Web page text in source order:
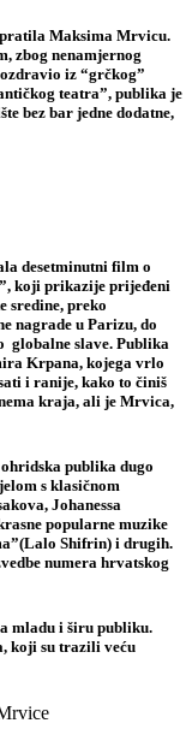
Maksima Mrvicu.
zbog nenamjernog
iz “grčkog”
teatra”, publika je
bez bar jedne dodatne,
desetminutni film o
koji prikazije prijeđeni
sredine, preko
nagrade u Parizu, do
globalne slave. Publika
Krpana, kojega vrlo
i ranije, kako to činiš
kraja, ali je Mrvica,
publika dugo
s klasičnom
Johanessa
popularne muzike
Shifrin) i drugih.
numera hrvatskog
mladu i širu publiku.
koji su trazili veću